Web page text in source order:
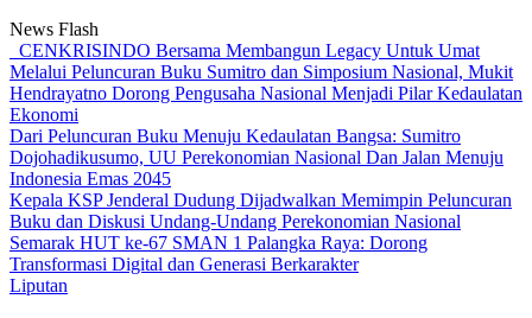
News Flash
CENKRISINDO Bersama Membangun Legacy Untuk Umat
Melalui Peluncuran Buku Sumitro dan Simposium Nasional, Mukit
Hendrayatno Dorong Pengusaha Nasional Menjadi Pilar Kedaulatan
Ekonomi
Dari Peluncuran Buku Menuju Kedaulatan Bangsa: Sumitro
Dojohadikusumo, UU Perekonomian Nasional Dan Jalan Menuju
Indonesia Emas 2045
Kepala KSP Jenderal Dudung Dijadwalkan Memimpin Peluncuran
Buku dan Diskusi Undang-Undang Perekonomian Nasional
Semarak HUT ke-67 SMAN 1 Palangka Raya: Dorong
Transformasi Digital dan Generasi Berkarakter
Liputan